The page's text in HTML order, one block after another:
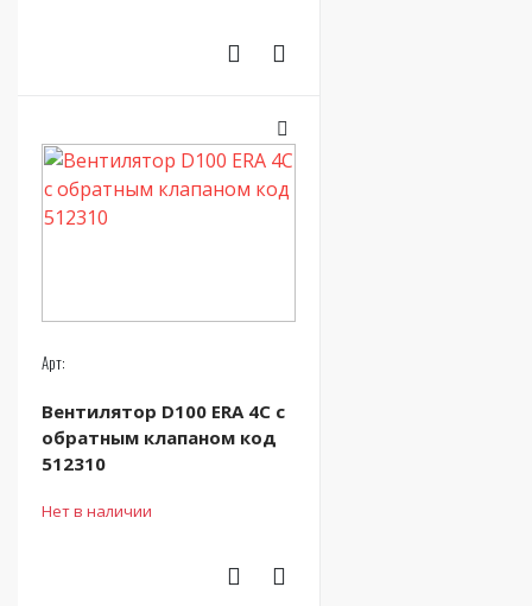
Арт:
Вентилятор D100 ERA 4C с
обратным клапаном код
512310
Нет в наличии